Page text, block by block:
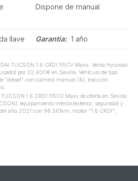
Dispone de manual
llave Garantia: 1 año
TUCSON 1.6 CRDI 115CV Maxx. Venta Hyundai
por 22.400€ en Sevilla. Vehículo de tipo
"diésel" con cambio manual (6), tracción
1.6 CRDI 115CV Maxx de oferta en Sevilla.
equipamiento interior/exterior, seguridad y
año 2021 con 96.561km, motor "1.6 CRDI",